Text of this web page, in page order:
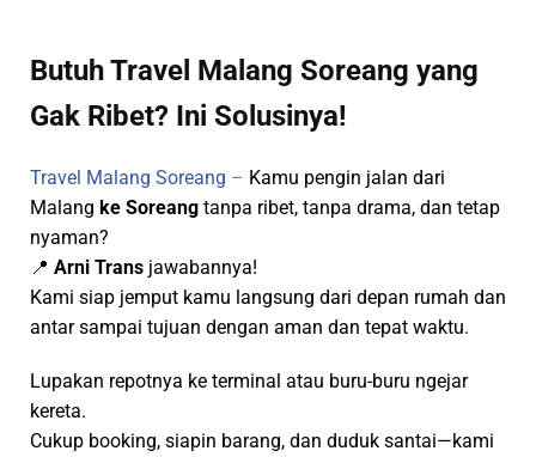
Butuh Travel Malang Soreang yang
Gak Ribet? Ini Solusinya!
Travel Malang Soreang – Kamu pengin jalan dari
Malang ke Soreang tanpa ribet, tanpa drama, dan tetap
nyaman?
📍 Arni Trans jawabannya!
Kami siap jemput kamu langsung dari depan rumah dan
antar sampai tujuan dengan aman dan tepat waktu.
Lupakan repotnya ke terminal atau buru-buru ngejar
kereta.
Cukup booking, siapin barang, dan duduk santai—kami